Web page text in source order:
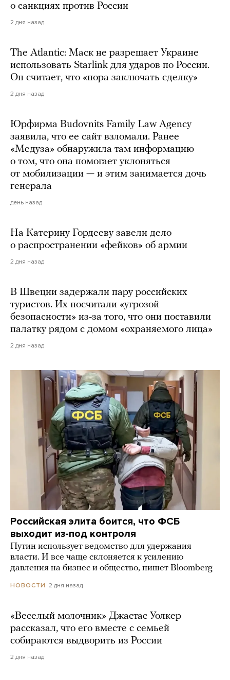
о санкциях против России
2 дня назад
The Atlantic: Маск не разрешает Украине
использовать Starlink для ударов по России.
Он считает, что «пора заключать сделку»
2 дня назад
Юрфирма Budovnits Family Law Agency
заявила, что ее сайт взломали. Ранее
«Медуза» обнаружила там информацию
о том, что она помогает уклоняться
от мобилизации — и этим занимается дочь
генерала
день назад
На Катерину Гордееву завели дело
о распространении «фейков» об армии
2 дня назад
В Швеции задержали пару российских
туристов. Их посчитали «угрозой
безопасности» из-за того, что они поставили
палатку рядом с домом «охраняемого лица»
2 дня назад
Российская элита боится, что ФСБ
выходит из-под контроля
Путин использует ведомство для удержания
власти. И все чаще склоняется к усилению
давления на бизнес и общество, пишет Bloomberg
НОВОСТИ 2 дня назад
«Веселый молочник» Джастас Уолкер
рассказал, что его вместе с семьей
собираются выдворить из России
2 дня назад